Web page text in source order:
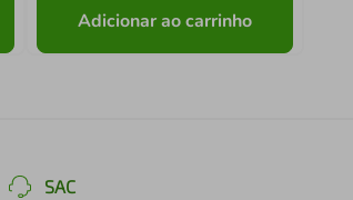
Adicionar ao carrinho
SAC